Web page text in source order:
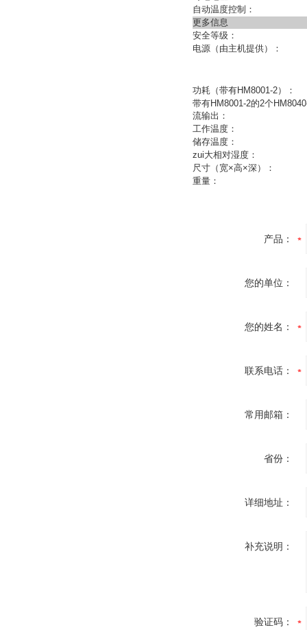
自动温度控制：
更多信息
安全等级：
电源（由主机提供）：
功耗（带有HM8001-2）：
带有HM8001-2的2个
流输出：
工作温度：
储存温度：
zui大相对湿度：
尺寸（宽×高×深）：
重量：
产品：
您的单位：
您的姓名：
联系电话：
常用邮箱：
省份：
详细地址：
补充说明：
验证码：